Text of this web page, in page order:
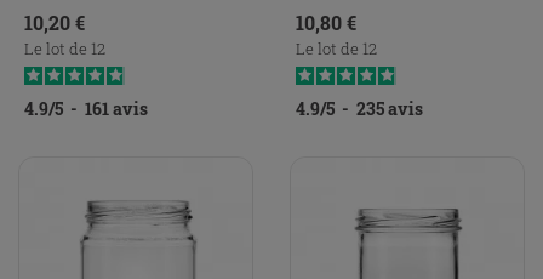
Prix
10,20 €
Le lot de 12
4.9/5 - 161avis
Prix
10,80 €
Le lot de 12
4.9/5 - 235avis